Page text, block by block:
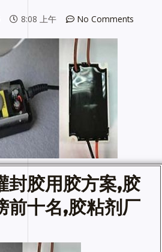
8:08 上午 No Comments
封胶用胶方案,胶
前十名,胶粘剂厂